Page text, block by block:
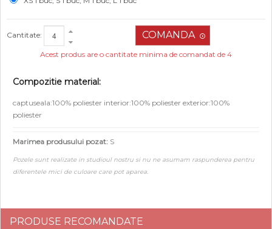
Cantitate:
Acest produs are o cantitate minima de comandat de 4
Compozitie material:
captuseala:100% poliester interior:100% poliester exterior:100%
poliester
Marimea produsului pozat: S
Pozele sunt realizate in studioul nostru si nu ne asumam raspunderea pentru
diferentele mici de culoare care pot aparea.
PRODUSE RECOMANDATE